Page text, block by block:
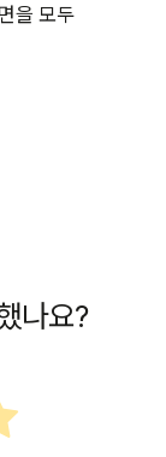
을 모두
나요?